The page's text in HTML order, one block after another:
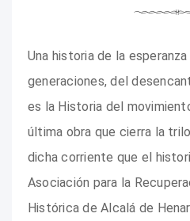
Una historia de la
generaciones, del
es la Historia del
última obra que cierra la
dicha corriente que el
Asociación para la
Histórica de Alcalá de